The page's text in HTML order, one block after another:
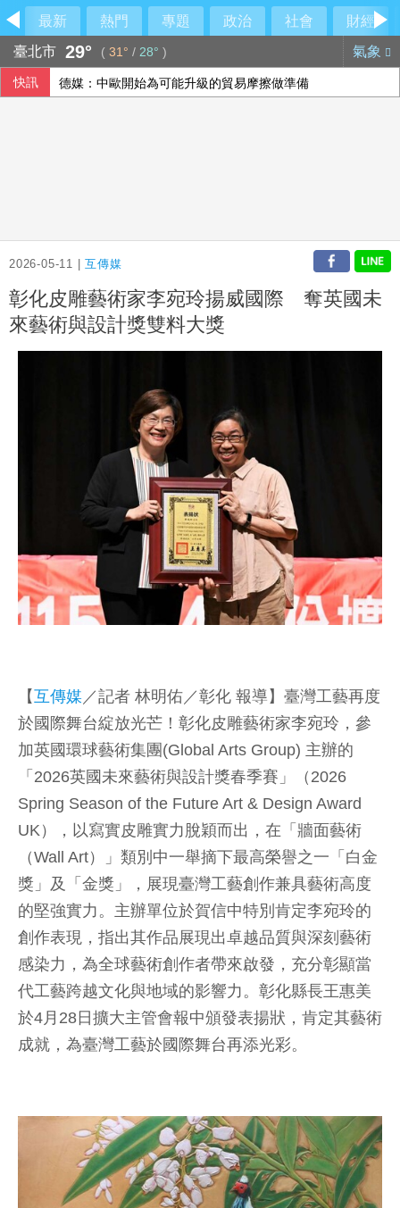
最新 熱門 專題 政治 社會
財經
臺北市 29° ( 31° / 28° ) 氣象
快訊 德媒：中歐開始為可能升級的貿易摩擦做準備
2026-05-11 |互傳媒
彰化皮雕藝術家李宛玲揚威國際 奪英國未
來藝術與設計獎雙料大獎
【互傳媒 ／記者 林明佑／彰化 報導】臺灣工藝再度
於國際舞台綻放光芒！彰化皮雕藝術家李宛玲，參
加英國環球藝術集團(Global Arts Group) 主辦的
「2026英國未來藝術與設計獎春季賽」（2026
Spring Season of the Future Art & Design Award
UK），以寫實皮雕實力脫穎而出，在「牆面藝術
（Wall Art）」類別中一舉摘下最高榮譽之一「白金
獎」及「金獎」，展現臺灣工藝創作兼具藝術高度
的堅強實力。主辦單位於賀信中特別肯定李宛玲的
創作表現，指出其作品展現出卓越品質與深刻藝術
感染力，為全球藝術創作者帶來啟發，充分彰顯當
代工藝跨越文化與地域的影響力。彰化縣長王惠美
於4月28日擴大主管會報中頒發表揚狀，肯定其藝術
成就，為臺灣工藝於國際舞台再添光彩。